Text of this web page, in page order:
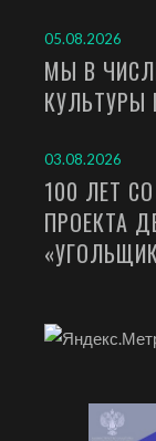
05.08.2026
МЫ В
КУЛЬТУРЫ
03.08.2026
100 ЛЕТ
ПРОЕКТА